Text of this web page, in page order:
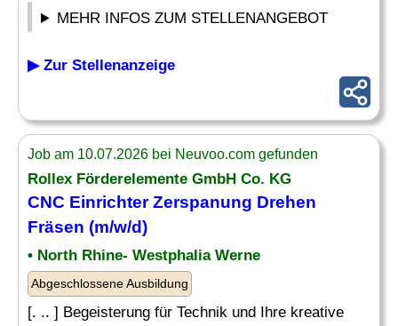
MEHR INFOS ZUM STELLENANGEBOT
▶ Zur Stellenanzeige
Job am 10.07.2026 bei Neuvoo.com gefunden
Rollex Förderelemente GmbH Co. KG
CNC EinrichterZerspanung Drehen
Fräsen (m/w/d)
• North Rhine- Westphalia Werne
Abgeschlossene Ausbildung
[. .. ] Begeisterung für Technik und Ihre kreative